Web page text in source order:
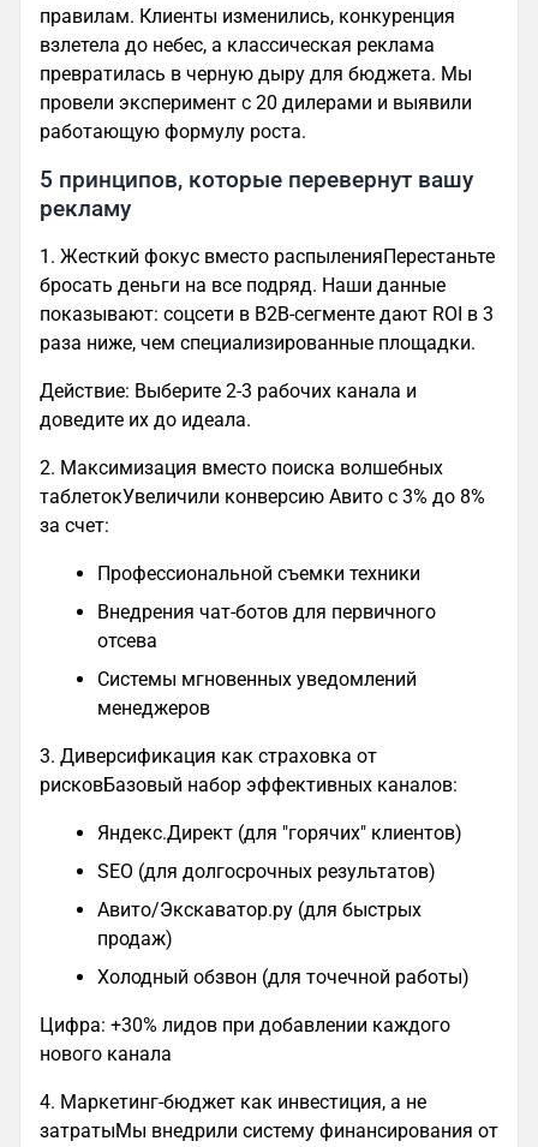
правилам. Клиенты изменились, конкуренция
взлетела до небес, а классическая реклама
превратилась в черную дыру для бюджета. Мы
провели эксперимент с 20 дилерами и выявили
работающую формулу роста.
5 принципов, которые перевернут вашу
рекламу
1. Жесткий фокус вместо распыленияПерестаньте
бросать деньги на все подряд. Наши данные
показывают: соцсети в B2B-сегменте дают ROI в 3
раза ниже, чем специализированные площадки.
Действие: Выберите 2-3 рабочих канала и
доведите их до идеала.
2. Максимизация вместо поиска волшебных
таблетокУвеличили конверсию Авито с 3% до 8%
за счет:
Профессиональной съемки техники
Внедрения чат-ботов для первичного
отсева
Системы мгновенных уведомлений
менеджеров
3. Диверсификация как страховка от
рисковБазовый набор эффективных каналов:
Яндекс.Директ (для "горячих" клиентов)
SEO (для долгосрочных результатов)
Авито/Экскаватор.ру (для быстрых
продаж)
Холодный обзвон (для точечной работы)
Цифра: +30% лидов при добавлении каждого
нового канала
4. Маркетинг-бюджет как инвестиция, а не
затратыМы внедрили систему финансирования от